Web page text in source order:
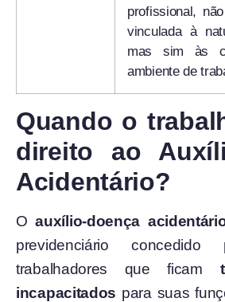
profissional,
vinculada à
mas sim às
ambiente de
Quando o
direito ao
Acidentário?
Oauxílio-doença
previdenciário
trabalhadores que ficam
incapacitados para suas